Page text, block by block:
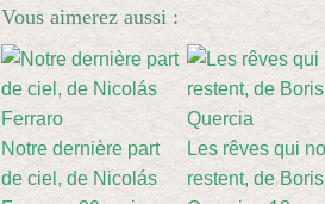
Vous aimerez aussi :
Notre dernière part
de ciel, de Nicolás
Les rêves qui
restent, de Boris